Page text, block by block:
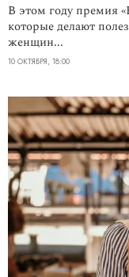
В этом году премия
которые делают
женщин...
10 ОКТЯБРЯ, 18:00